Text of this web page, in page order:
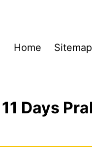
Home Sitemap
Days